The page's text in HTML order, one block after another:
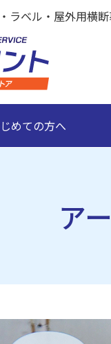
ラベル・屋外用横
テ
｜
ト
めての方へ
ア